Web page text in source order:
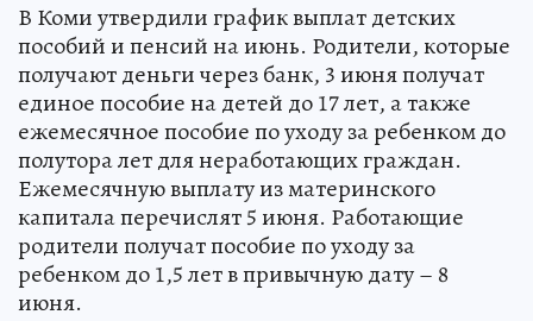
В Коми утвердили график выплат детских
пособий и пенсий на июнь. Родители, которые
получают деньги через банк, 3 июня получат
единое пособие на детей до 17 лет, а также
ежемесячное пособие по уходу за ребенком до
полутора лет для неработающих граждан.
Ежемесячную выплату из материнского
капитала перечислят 5 июня. Работающие
родители получат пособие по уходу за
ребенком до 1,5 лет в привычную дату – 8
июня.